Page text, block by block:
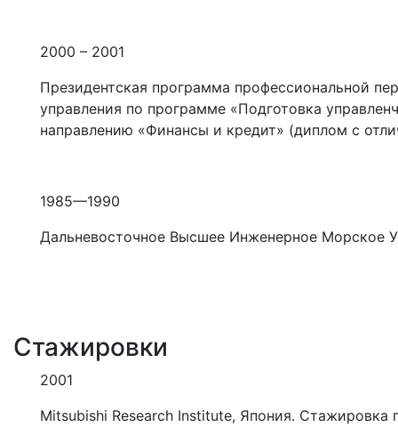
2000 – 2001
Президентская программа профессиональной
управления по программе «Подготовка
направлению «Финансы и кредит» (диплом с
1985—1990
Дальневосточное Высшее Инженерное Морское
Стажировки
2001
Mitsubishi Research Institute, Япония.